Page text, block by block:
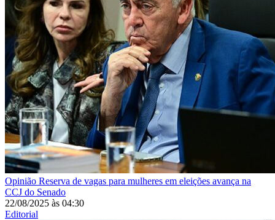
Opinião Reserva de vagas para mulheres em eleições avança na
CCJ do Senado
22/08/2025 às 04:30
Editorial